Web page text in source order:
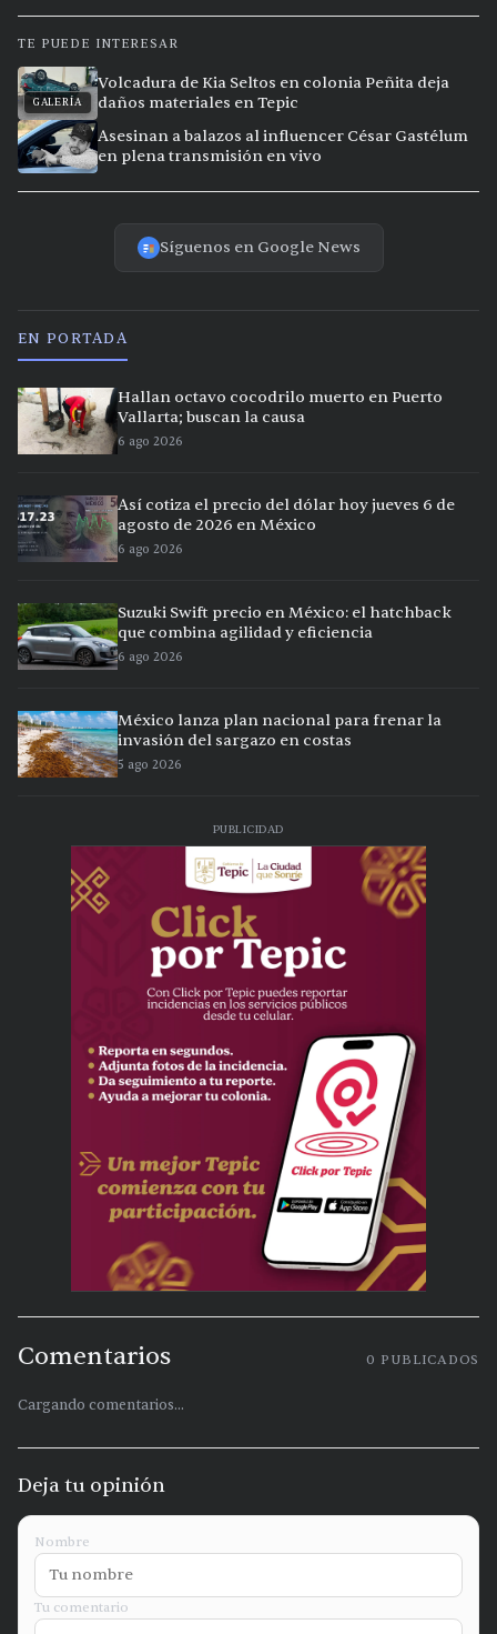
TE PUEDE INTERESAR
GALERÍA
Volcadura de Kia Seltos en colonia Peñita deja
daños materiales en Tepic
Asesinan a balazos al influencer César Gastélum
en plena transmisión en vivo
Síguenos en Google News
EN PORTADA
Hallan octavo cocodrilo muerto en Puerto
Vallarta; buscan la causa
6 ago 2026
Así cotiza el precio del dólar hoy jueves 6 de
agosto de 2026 en México
6 ago 2026
Suzuki Swift precio en México: el hatchback
que combina agilidad y eficiencia
6 ago 2026
México lanza plan nacional para frenar la
invasión del sargazo en costas
5 ago 2026
PUBLICIDAD
Comentarios 0 PUBLICADOS
Cargando comentarios...
Deja tu opinión
Nombre
Tu comentario